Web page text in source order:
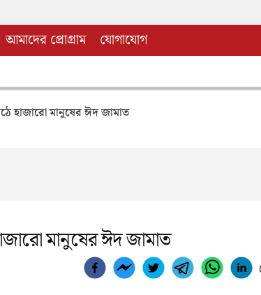
আমাদের প্রোগ্রাম যোগাযোগ
হাজারো মানুষের ঈদ জামাত
মানুষের ঈদ জামাত